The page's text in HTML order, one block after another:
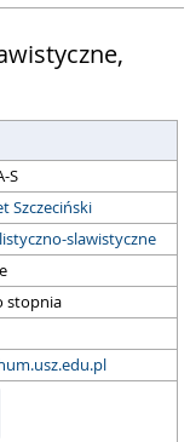
S
Szczeciński
slawistyczne
stopnia